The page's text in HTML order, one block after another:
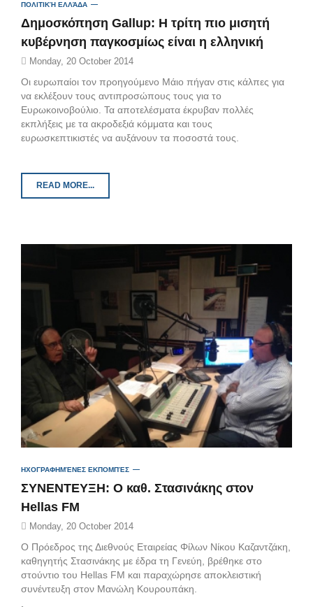
ΠΟΛΙΤΙΚΉ ΕΛΛΆΔΑ
Δημοσκόπηση Gallup: Η τρίτη πιο μισητή
κυβέρνηση παγκοσμίως είναι η ελληνική
Monday, 20 October 2014
Οι ευρωπαίοι τον προηγούμενο Μάιο πήγαν στις κάλπες για
να εκλέξουν τους αντιπροσώπους τους για το
Ευρωκοινοβούλιο. Τα αποτελέσματα έκρυβαν πολλές
εκπλήξεις με τα ακροδεξιά κόμματα και τους
ευρωσκεπτικιστές να αυξάνουν τα ποσοστά τους.
READ MORE...
ΗΧΟΓΡΑΦΗΜΈΝΕΣ ΕΚΠΟΜΠΈΣ
ΣΥΝΕΝΤΕΥΞΗ: Ο καθ. Στασινάκης στον
Hellas FM
Monday, 20 October 2014
Ο Πρόεδρος της Διεθνούς Εταιρείας Φίλων Νίκου Καζαντζάκη,
καθηγητής Στασινάκης με έδρα τη Γενεύη, βρέθηκε στο
στούντιο του Hellas FM και παραχώρησε αποκλειστική
συνέντευξη στον Μανώλη Κουρουπάκη.